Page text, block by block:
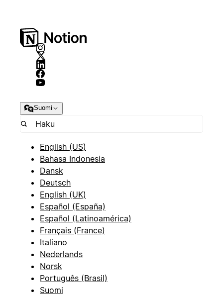
Suomi
English (US)
Bahasa Indonesia
Dansk
Deutsch
English (UK)
Español (España)
Español (Latinoamérica)
Français (France)
Italiano
Nederlands
Norsk
Português (Brasil)
Suomi